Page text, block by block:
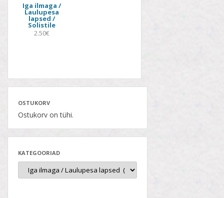
Iga ilmaga /
Laulupesa
lapsed /
Solistile
2.50€
OSTUKORV
Ostukorv on tühi.
KATEGOORIAD